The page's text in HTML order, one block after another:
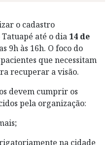
o cadastro
até o dia 14 de
9h às 16h. O foco do
que necessitam
recuperar a visão.
devem cumprir os
pela organização:
na cidade